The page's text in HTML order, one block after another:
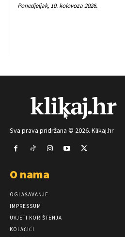
Ponedjeljak, 10. kolovoza 2026.
Sva prava pridržana © 2026. Klikaj.hr
O nama
OGLAŠAVANJE
IMPRESSUM
UVJETI KORIŠTENJA
KOLAČIĆI